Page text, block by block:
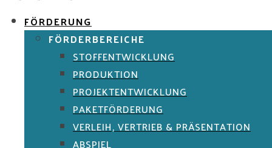
FÖRDERUNG
FÖRDERBEREICHE
STOFFENTWICKLUNG
PRODUKTION
PROJEKTENTWICKLUNG
PAKETFÖRDERUNG
VERLEIH, VERTRIEB & PRÄSENTATION
ABSPIEL